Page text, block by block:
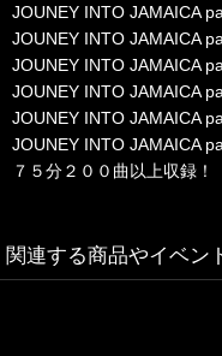
JOUNEY INTO JAMAICA
JOUNEY INTO JAMAICA
JOUNEY INTO JAMAICA
JOUNEY INTO JAMAICA
JOUNEY INTO JAMAICA
JOUNEY INTO JAMAICA
７５分２００曲以上収録！
関連する商品やイベン